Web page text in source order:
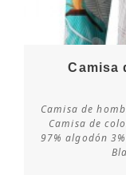
Camisa
Camisa de
Camisa de
97% algodón